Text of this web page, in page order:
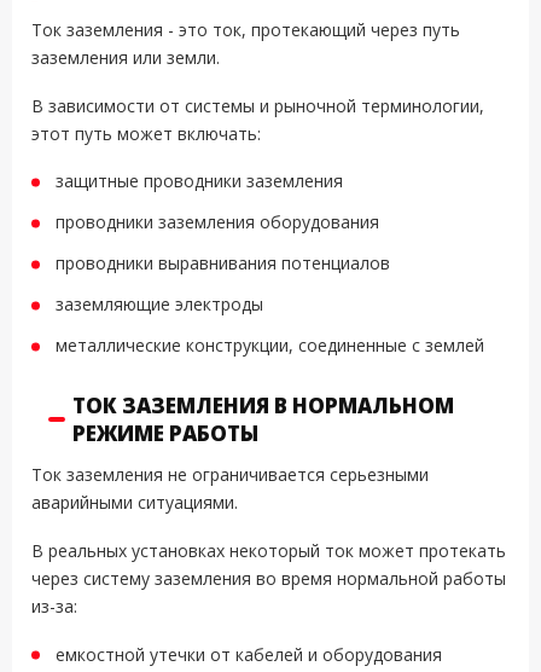
Ток заземления - это ток, протекающий через путь
заземления или земли.
В зависимости от системы и рыночной терминологии,
этот путь может включать:
защитные проводники заземления
проводники заземления оборудования
проводники выравнивания потенциалов
заземляющие электроды
металлические конструкции, соединенные с землей
ТОК ЗАЗЕМЛЕНИЯ В НОРМАЛЬНОМ
РЕЖИМЕ РАБОТЫ
Ток заземления не ограничивается серьезными
аварийными ситуациями.
В реальных установках некоторый ток может протекать
через систему заземления во время нормальной работы
из-за:
емкостной утечки от кабелей и оборудования